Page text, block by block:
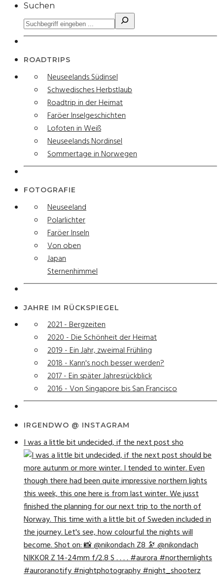
Suchen
ROADTRIPS
Neuseelands Südinsel
Schwedisches Herbstlaub
Roadtrip in der Heimat
Faröer Inselgeschichten
Lofoten in Weiß
Neuseelands Nordinsel
Sommertage in Norwegen
FOTOGRAFIE
Neuseeland
Polarlichter
Faröer Inseln
Von oben
Japan
Sternenhimmel
JAHRE IM RÜCKSPIEGEL
2021 - Bergzeiten
2020 - Die Schönheit der Heimat
2019 - Ein Jahr, zweimal Frühling
2018 - Kann's noch besser werden?
2017 - Ein später Jahresrückblick
2016 - Von Singapore bis San Francisco
IRGENDWO @ INSTAGRAM
I was a little bit undecided, if the next post sho